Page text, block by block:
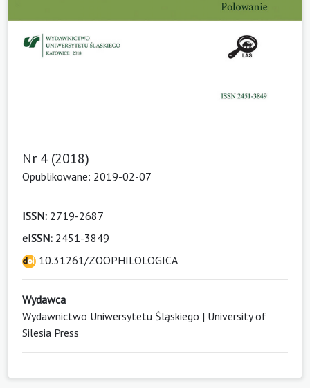
Nr 4 (2018)
Opublikowane: 2019-02-07
ISSN: 2719-2687
eISSN: 2451-3849
10.31261/ZOOPHILOLOGICA
Wydawca
Wydawnictwo Uniwersytetu Śląskiego | University of
Silesia Press